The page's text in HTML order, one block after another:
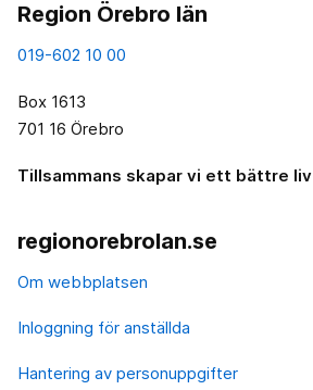
Region Örebro län
019-602 10 00
Box 1613
701 16 Örebro
Tillsammans skapar vi ett bättre liv
regionorebrolan.se
Om webbplatsen
Inloggning för anställda
Hantering av personuppgifter